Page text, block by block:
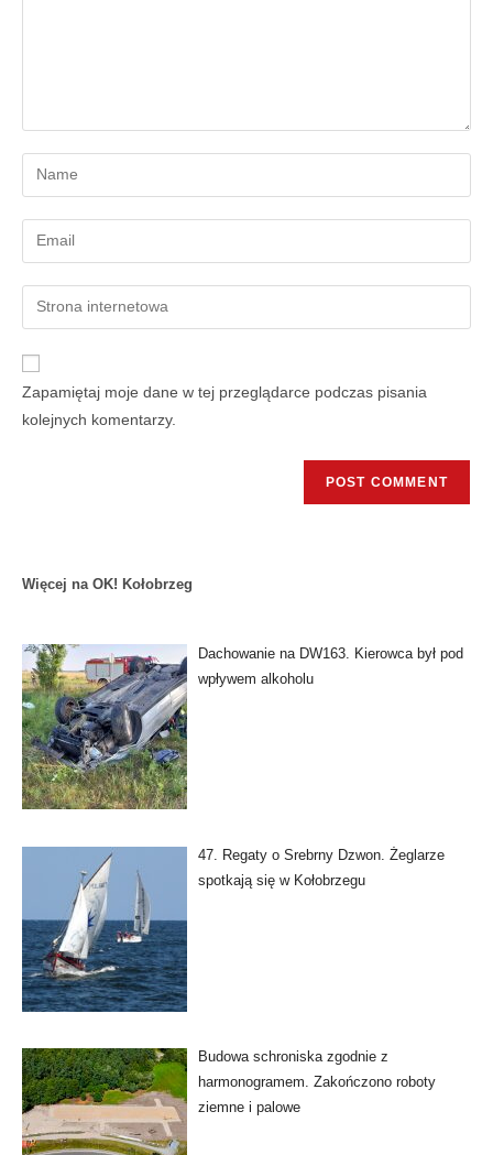
Zapamiętaj moje dane w tej przeglądarce podczas pisania
kolejnych komentarzy.
Więcej na OK! Kołobrzeg
Dachowanie na DW163. Kierowca był pod
wpływem alkoholu
47. Regaty o Srebrny Dzwon. Żeglarze
spotkają się w Kołobrzegu
Budowa schroniska zgodnie z
harmonogramem. Zakończono roboty
ziemne i palowe